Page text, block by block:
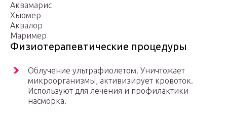
Аквамарис
Хьюмер
Аквалор
Маример
Физиотерапевтические процедуры
Облучение ультрафиолетом. Уничтожает
микроорганизмы, активизирует кровоток.
Используют для лечения и профилактики
насморка.